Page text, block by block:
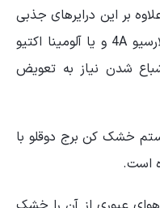
بر این درایرهای جذبی
از مواد جاذب سطحی مانند مولکولارسیو 4A و یا آلومینا اکتیو
شدن نیاز به تعویض
خشک کن برج دوقلو با
است.